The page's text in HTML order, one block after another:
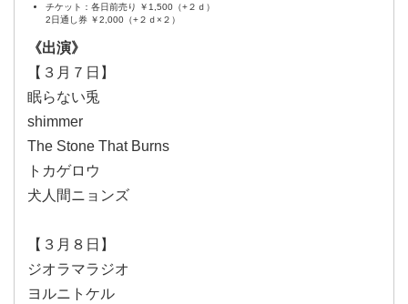
チケット：各日前売り ￥1,500（+２ｄ）
2日通し券 ￥2,000（+２ｄ×２）
《出演》
【３月７日】
眠らない兎
shimmer
The Stone That Burns
トカゲロウ
犬人間ニョンズ
【３月８日】
ジオラマラジオ
ヨルニトケル